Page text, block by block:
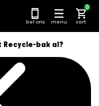
bel ons menu cart
0
Recycle-bak al?